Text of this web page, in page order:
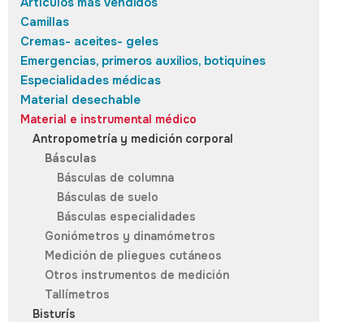
Camillas
Cremas- aceites- geles
Emergencias, primeros auxilios, botiquines
Especialidades médicas
Material desechable
Material e instrumental médico
Antropometría y medición corporal
Básculas
Básculas de columna
Básculas de suelo
Básculas especialidades
Goniómetros y dinamómetros
Medición de pliegues cutáneos
Otros instrumentos de medición
Tallímetros
Bisturís